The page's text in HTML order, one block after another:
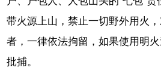
带火源上山，禁止一切野外用火
者，一律依法拘留，如果使用明
批捕。